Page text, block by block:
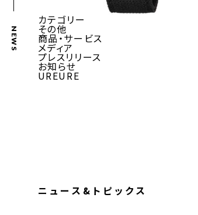
NEWS
カテゴリー
その他
商品・サービス
メディア
プレスリリース
お知らせ
UREURE
ニュース&トピックス